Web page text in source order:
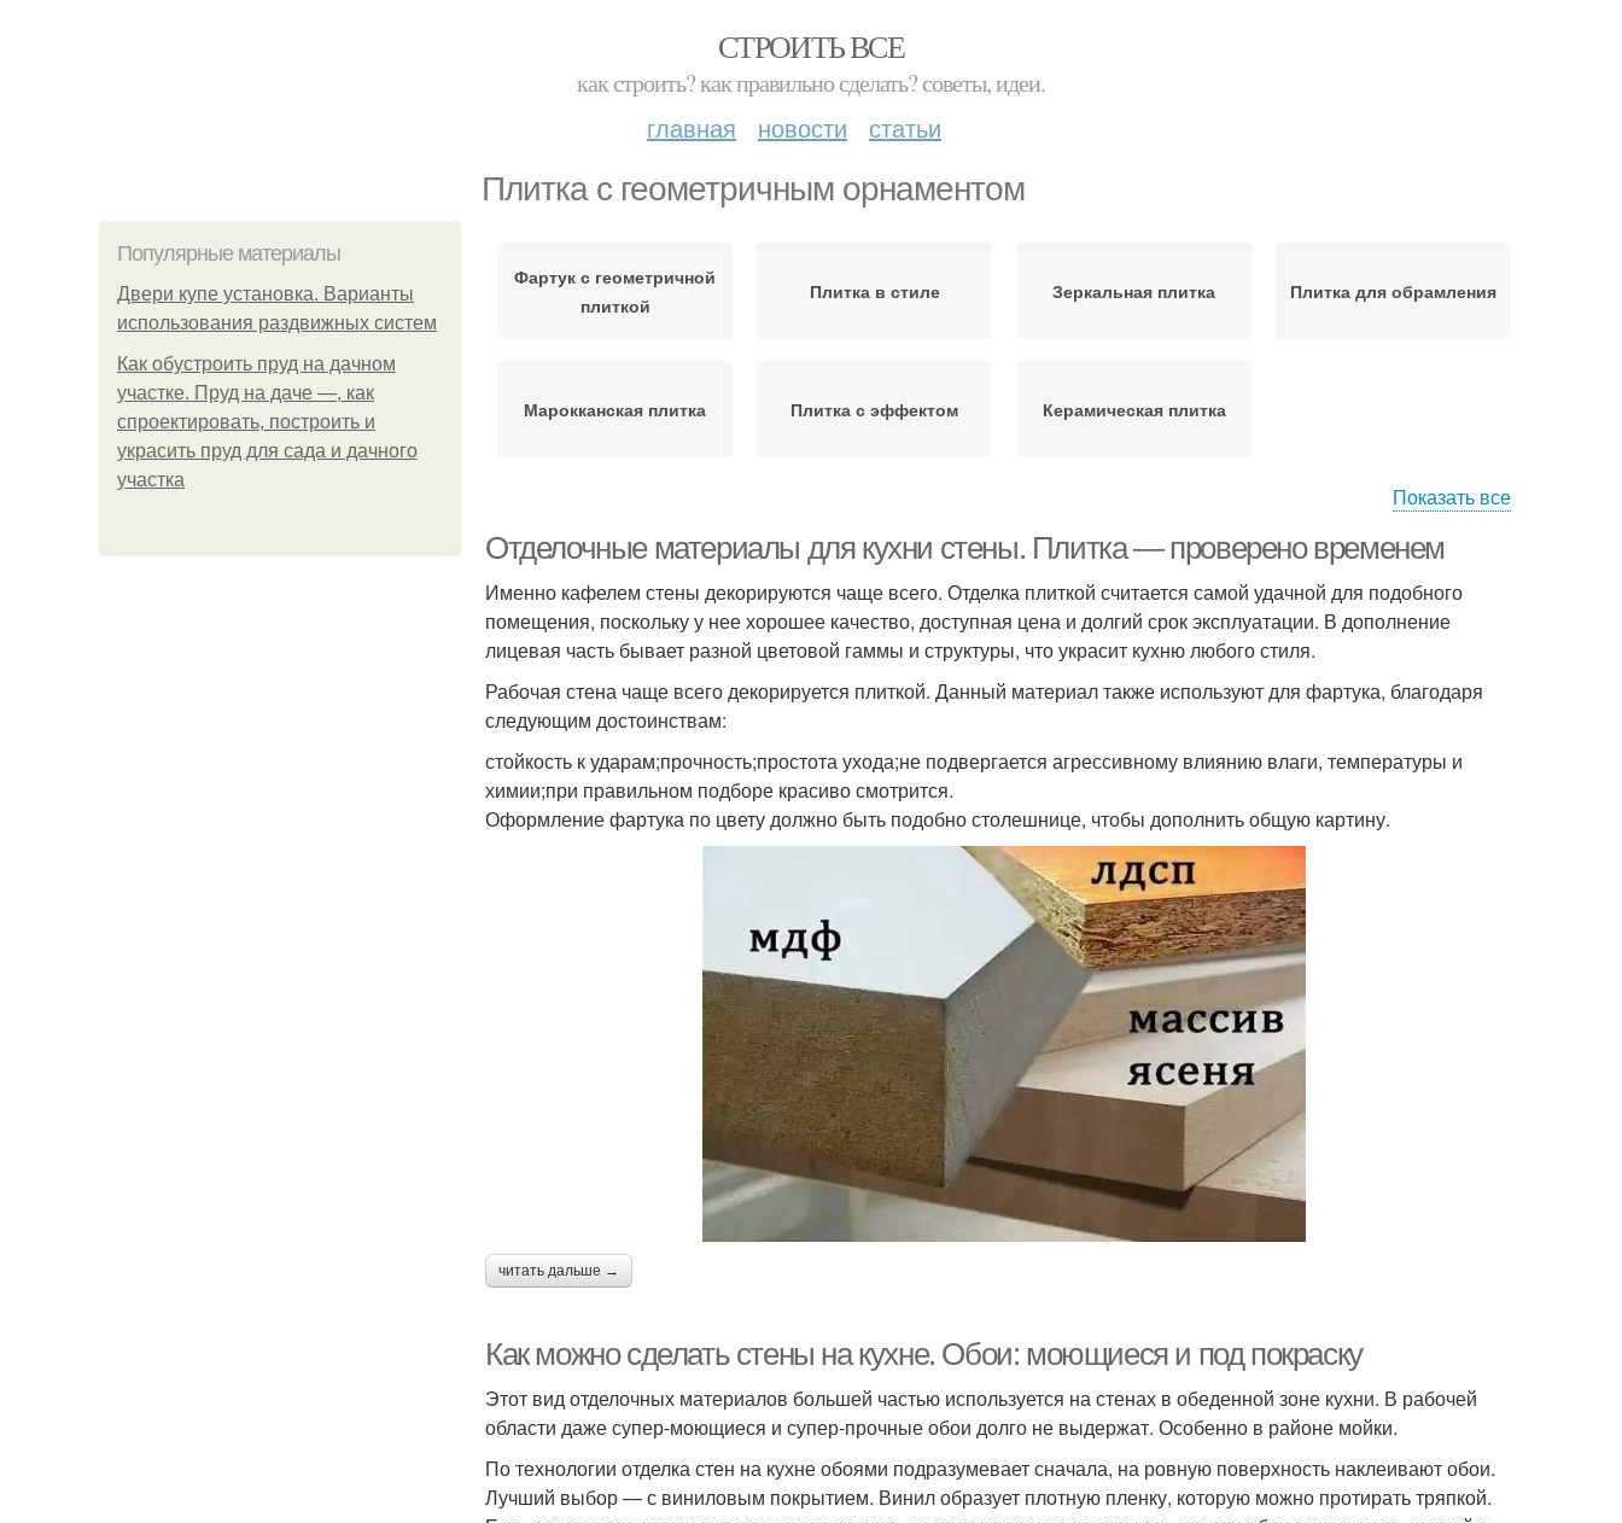
СТРОИТЬ ВСЕ
как строить? как правильно сделать? советы, идеи.
главная новости статьи
Плитка с геометричным орнаментом
Популярные материалы
Двери купе установка. Варианты
использования раздвижных систем
Как обустроить пруд на дачном
участке. Пруд на даче —, как
спроектировать, построить и
украсить пруд для сада и дачного
участка
Фартук с геометричной
плиткой
Плитка в стиле Зеркальная плитка Плитка для обрамления
Марокканская плитка Плитка с эффектом Керамическая плитка
Показать все
Отделочные материалы для кухни стены. Плитка — проверено временем
Именно кафелем стены декорируются чаще всего. Отделка плиткой считается самой удачной для подобного
помещения, поскольку у нее хорошее качество, доступная цена и долгий срок эксплуатации. В дополнение
лицевая часть бывает разной цветовой гаммы и структуры, что украсит кухню любого стиля.
Рабочая стена чаще всего декорируется плиткой. Данный материал также используют для фартука, благодаря
следующим достоинствам:
стойкость к ударам;прочность;простота ухода;не подвергается агрессивному влиянию влаги, температуры и
химии;при правильном подборе красиво смотрится.
Оформление фартука по цвету должно быть подобно столешнице, чтобы дополнить общую картину.
читать дальше →
Как можно сделать стены на кухне. Обои: моющиеся и под покраску
Этот вид отделочных материалов большей частью используется на стенах в обеденной зоне кухни. В рабочей
области даже супер-моющиеся и супер-прочные обои долго не выдержат. Особенно в районе мойки.
По технологии отделка стен на кухне обоями подразумевает сначала, на ровную поверхность наклеивают обои.
Лучший выбор — с виниловым покрытием. Винил образует плотную пленку, которую можно протирать тряпкой.